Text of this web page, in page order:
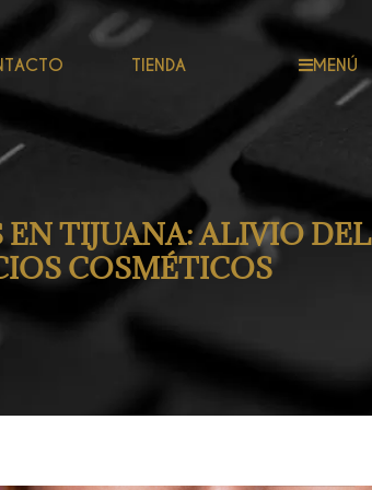
TIENDA MENÚ
TIJUANA: ALIVIO DEL
COSMÉTICOS